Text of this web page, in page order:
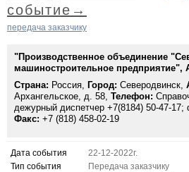
Новости
Компании
Работа
Крюинг
Журнал
Реклама
Материалы
Услуги
событие→
передача заказчику
"Производственное объединение
машиностроительное предприятие",
Страна: Россия, Город: Северодвинск,
Архангельское, д. 58, Телефон:
дежурный диспетчер +7(8184) 50-47-17;
Факс: +7 (818) 458-02-19
Дата события
22-12-2022г.
Тип события
Передача заказчику